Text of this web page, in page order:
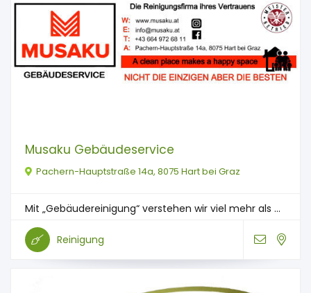
Musaku Gebäudeservice
Pachern-Hauptstraße 14a, 8075 Hart bei Graz
Mit „Gebäudereinigung“ verstehen wir viel mehr als ...
Reinigung